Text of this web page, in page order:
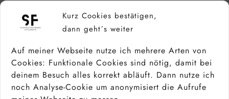
Kurz Cookies bestätigen,
dann geht´s weiter
Auf meiner Webseite nutze ich mehrere Arten von
Cookies: Funktionale Cookies sind nötig, damit bei
deinem Besuch alles korrekt abläuft. Dann nutze ich
noch Analyse-Cookie um anonymisiert die Aufrufe
CANON EOS R6 MARK II TEST –
ERFAHRUNGSBERICHT, TESTBILDER &